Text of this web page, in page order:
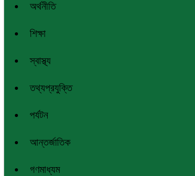
অর্থনীতি
শিক্ষা
স্বাস্থ্য
তথ্যপ্রযুক্তি
পর্যটন
আন্তর্জাতিক
গণমাধ্যম